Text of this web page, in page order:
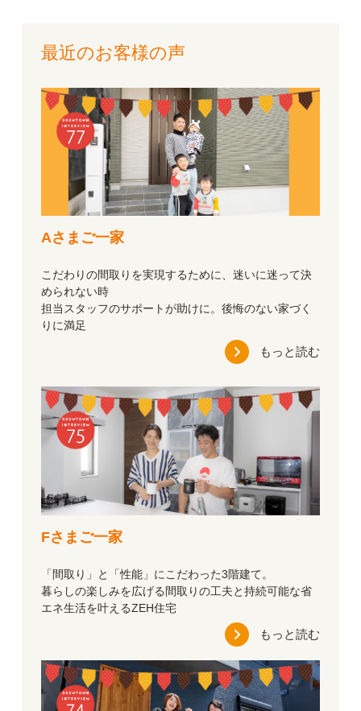
最近のお客様の声
Aさまご一家
こだわりの間取りを実現するために、迷いに迷って決
められない時
担当スタッフのサポートが助けに。後悔のない家づく
りに満足
もっと読む
Fさまご一家
「間取り」と「性能」にこだわった3階建て。
暮らしの楽しみを広げる間取りの工夫と持続可能な省
エネ生活を叶えるZEH住宅
もっと読む